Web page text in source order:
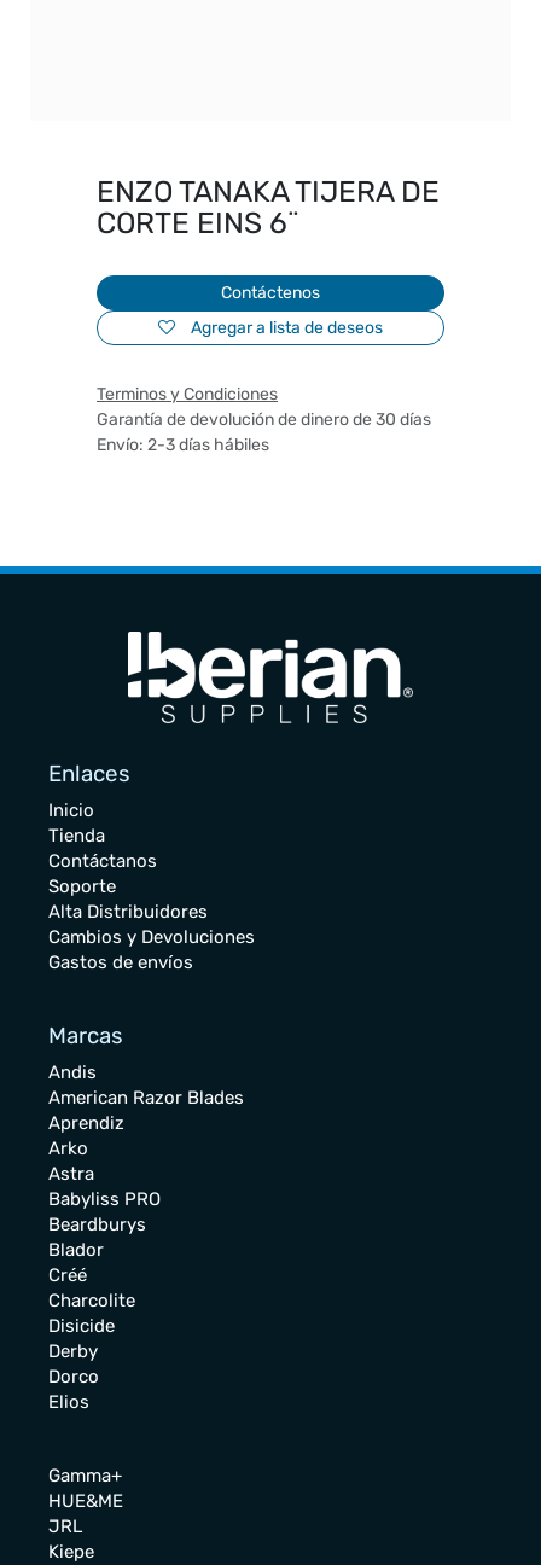
ENZO TANAKA TIJERA DE
CORTE EINS 6¨
Contáctenos
Agregar a lista de deseos
Terminos y Condiciones
Garantía de devolución de dinero de 30 días
Envío: 2-3 días hábiles
Enlaces
Inicio
Tienda
Contáctanos
Soporte
Alta Distribuidores
Cambios y Devoluciones
Gastos de envíos
Marcas
Andis
American Razor Blades
Aprendiz
Arko
Astra
Babyliss PRO
Beardburys
Blador
Créé
Charcolite
Disicide
Derby
Dorco
Elios
Gamma+
HUE&ME
JRL
Kiepe